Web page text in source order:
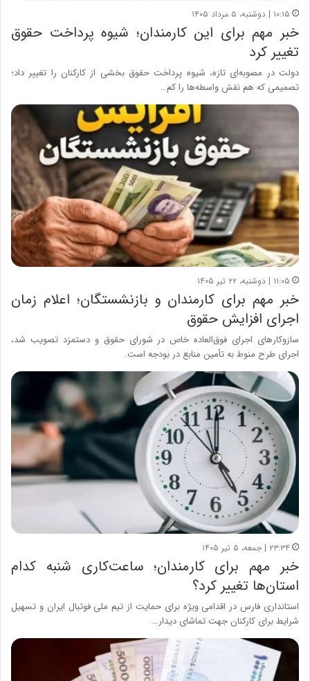
۱۰:۱۵ | دوشنبه، ۵ مرداد ۱۴۰۵
خبر مهم برای این کارمندان؛ شیوه پرداخت حقوق
تغییر کرد
دولت در مصوبه‌ای تازه، شیوه پرداخت حقوق بخشی از کارکنان را تغییر داد؛
تصمیمی که هم نقش واسطه‌ها را کم…
۱۱:۰۵ | دوشنبه، ۲۲ تیر ۱۴۰۵
خبر مهم برای کارمندان و بازنشستگان؛ اعلام زمان
اجرای افزایش حقوق
سازوکارهای اجرای فوق‌العاده خاص در شورای حقوق و دستمزد تصویب شد،
اجرای طرح منوط به تأمین منابع در بودجه است.
۲۳:۳۴ | جمعه، ۵ تیر ۱۴۰۵
خبر مهم برای کارمندان؛ ساعت‌کاری شنبه کدام
استان‌ها تغییر کرد؟
استانداری فارس در اقدامی ویژه برای حمایت از تیم ملی فوتبال ایران و تسهیل
شرایط برای کارکنان جهت تماشای دیدار…